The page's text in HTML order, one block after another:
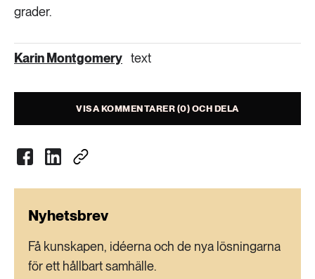
grader.
Karin Montgomery text
VISA KOMMENTARER (0) OCH DELA
Nyhetsbrev
Få kunskapen, idéerna och de nya lösningarna
för ett hållbart samhälle.